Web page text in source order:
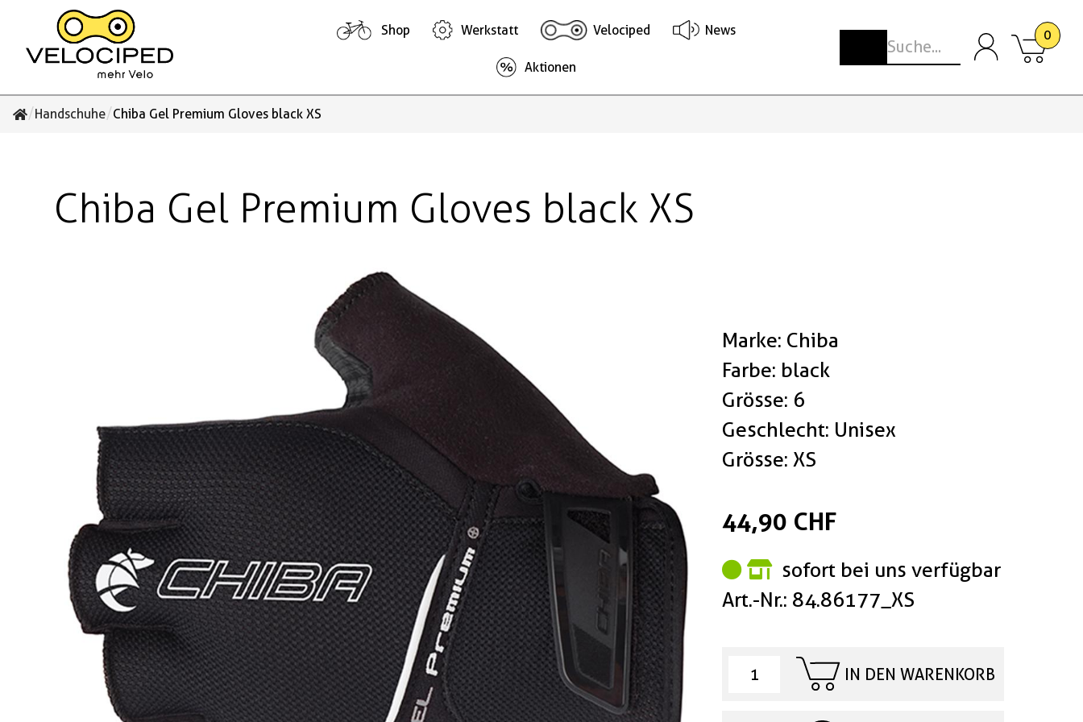
Shop Werkstatt Velociped News
Aktionen
0
/Handschuhe/Chiba Gel Premium Gloves black XS
Chiba Gel Premium Gloves black XS
Marke: Chiba
Farbe: black
Grösse: 6
Geschlecht: Unisex
Grösse: XS
44,90 CHF
sofort bei uns verfügbar
Art.-Nr.: 84.86177_XS
IN DEN WARENKORB